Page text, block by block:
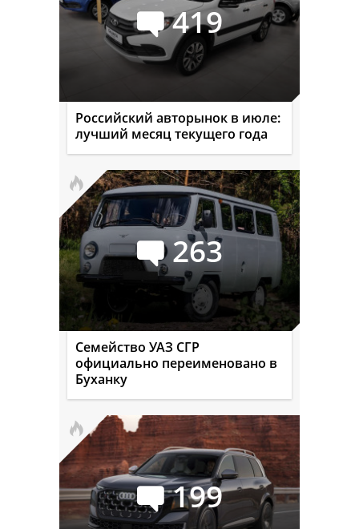
419
Российский авторынок в июле:
лучший месяц текущего года
263
Семейство УАЗ СГР
официально переименовано в
Буханку
199